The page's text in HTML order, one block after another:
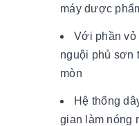
máy dược
Với phần vỏ
nguội phủ sơn
mòn
Hệ thống
gian làm nóng